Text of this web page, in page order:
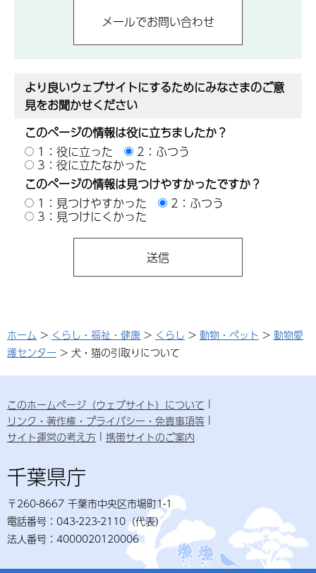
より良いウェブサイトにするためにみなさまのご意
見をお聞かせください
このページの情報は役に立ちましたか？
1：役に立った
2：ふつう
3：役に立たなかった
このページの情報は見つけやすかったですか？
1：見つけやすかった
2：ふつう
3：見つけにくかった
ホーム > くらし・福祉・健康 > くらし > 動物・ペット > 動物愛
護センター > 犬・猫の引取りについて
このホームページ（ウェブサイト）について
リンク・著作権・プライバシー・免責事項等
サイト運営の考え方
携帯サイトのご案内
千葉県庁
〒260-8667 千葉市中央区市場町1-1
電話番号：043-223-2110（代表）
法人番号：4000020120006